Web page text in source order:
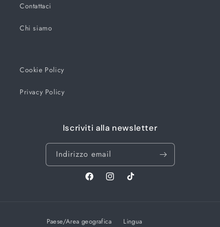
Contattaci
Chi siamo
Cookie Policy
Privacy Policy
Iscriviti alla newsletter
Indirizzo email
FacebookInstagramTikTok
Paese/Area geografica Lingua